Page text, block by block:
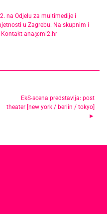
na Odjelu za multimedije i
u Zagrebu. Na skupnim i
ana@mi2.hr
EkS-scena predstavlja: post
theater [new york / berlin / tokyo]